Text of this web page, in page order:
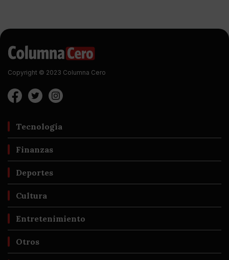
Copyright © 2023 Columna Cero
Tecnología
Finanzas
Deportes
Cultura
Entretenimiento
Otros